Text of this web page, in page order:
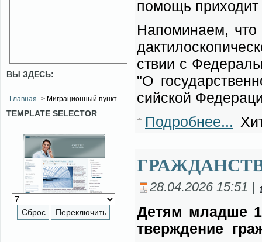
ВЫ ЗДЕСЬ:
Главная -> Миграционный пункт
TEMPLATE SELECTOR
по­мощь
На­по­ми­на­ем, что
ствии с
"О
сий­ской
Подробнее...
28.04.2026 15:51 |
Де­тям млад­ше
твер­жде­ние